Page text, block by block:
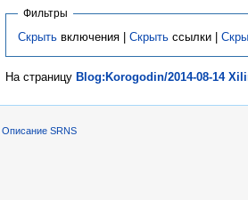
Фильтры
Скрытьвключения | Скрытьссылки |
На страницу Blog:Korogodin/2014-08-14
Описание SRNS